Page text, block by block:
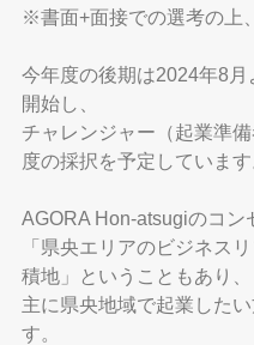
※書面+面接での選考の上
今年度の後期は2024年8月
開始し、
チャレンジャー（起業準
度の採択を予定しています
AGORA Hon-atsugiのコン
「県央エリアのビジネス
積地」ということもあり、
主に県央地域で起業した
す。